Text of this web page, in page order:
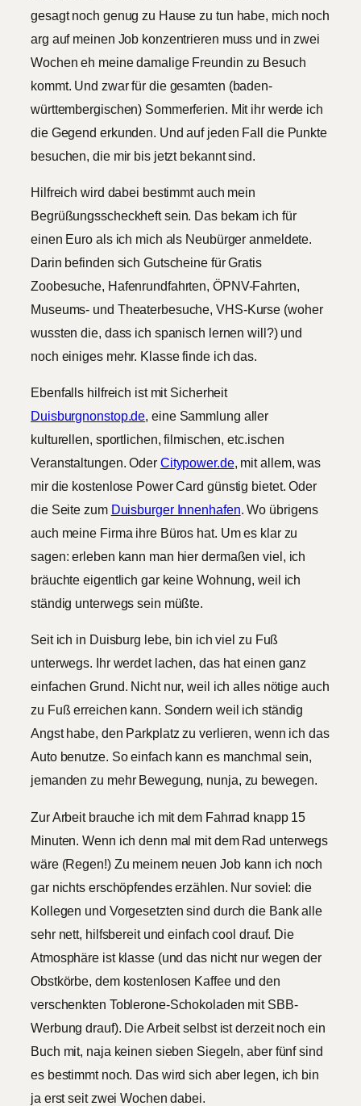
gesagt noch genug zu Hause zu tun habe, mich noch
arg auf meinen Job konzentrieren muss und in zwei
Wochen eh meine damalige Freundin zu Besuch
kommt. Und zwar für die gesamten (baden-
württembergischen) Sommerferien. Mit ihr werde ich
die Gegend erkunden. Und auf jeden Fall die Punkte
besuchen, die mir bis jetzt bekannt sind.
Hilfreich wird dabei bestimmt auch mein
Begrüßungsscheckheft sein. Das bekam ich für
einen Euro als ich mich als Neubürger anmeldete.
Darin befinden sich Gutscheine für Gratis
Zoobesuche, Hafenrundfahrten, ÖPNV-Fahrten,
Museums- und Theaterbesuche, VHS-Kurse (woher
wussten die, dass ich spanisch lernen will?) und
noch einiges mehr. Klasse finde ich das.
Ebenfalls hilfreich ist mit Sicherheit
Duisburgnonstop.de, eine Sammlung aller
kulturellen, sportlichen, filmischen, etc.ischen
Veranstaltungen. Oder Citypower.de, mit allem, was
mir die kostenlose Power Card günstig bietet. Oder
die Seite zum Duisburger Innenhafen. Wo übrigens
auch meine Firma ihre Büros hat. Um es klar zu
sagen: erleben kann man hier dermaßen viel, ich
bräuchte eigentlich gar keine Wohnung, weil ich
ständig unterwegs sein müßte.
Seit ich in Duisburg lebe, bin ich viel zu Fuß
unterwegs. Ihr werdet lachen, das hat einen ganz
einfachen Grund. Nicht nur, weil ich alles nötige auch
zu Fuß erreichen kann. Sondern weil ich ständig
Angst habe, den Parkplatz zu verlieren, wenn ich das
Auto benutze. So einfach kann es manchmal sein,
jemanden zu mehr Bewegung, nunja, zu bewegen.
Zur Arbeit brauche ich mit dem Fahrrad knapp 15
Minuten. Wenn ich denn mal mit dem Rad unterwegs
wäre (Regen!) Zu meinem neuen Job kann ich noch
gar nichts erschöpfendes erzählen. Nur soviel: die
Kollegen und Vorgesetzten sind durch die Bank alle
sehr nett, hilfsbereit und einfach cool drauf. Die
Atmosphäre ist klasse (und das nicht nur wegen der
Obstkörbe, dem kostenlosen Kaffee und den
verschenkten Toblerone-Schokoladen mit SBB-
Werbung drauf). Die Arbeit selbst ist derzeit noch ein
Buch mit, naja keinen sieben Siegeln, aber fünf sind
es bestimmt noch. Das wird sich aber legen, ich bin
ja erst seit zwei Wochen dabei.